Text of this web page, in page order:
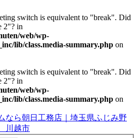
switch is equivalent to "break". Did
2"? in
web/wp-
lib/class.media-summary.php on
switch is equivalent to "break". Did
2"? in
web/wp-
lib/class.media-summary.php on